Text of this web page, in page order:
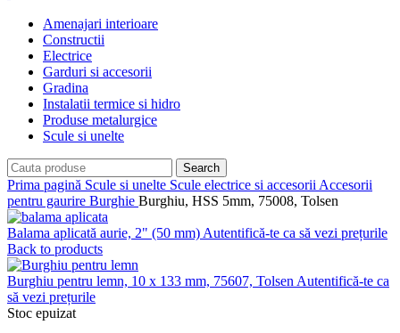
Amenajari interioare
Constructii
Electrice
Garduri si accesorii
Gradina
Instalatii termice si hidro
Produse metalurgice
Scule si unelte
Search
Prima pagină Scule si unelte Scule electrice si accesorii Accesorii
pentru gaurire Burghie Burghiu, HSS 5mm, 75008, Tolsen
Balama aplicată aurie, 2" (50 mm) Autentifică-te ca să vezi prețurile
Back to products
Burghiu pentru lemn, 10 x 133 mm, 75607, Tolsen Autentifică-te ca
să vezi prețurile
Stoc epuizat